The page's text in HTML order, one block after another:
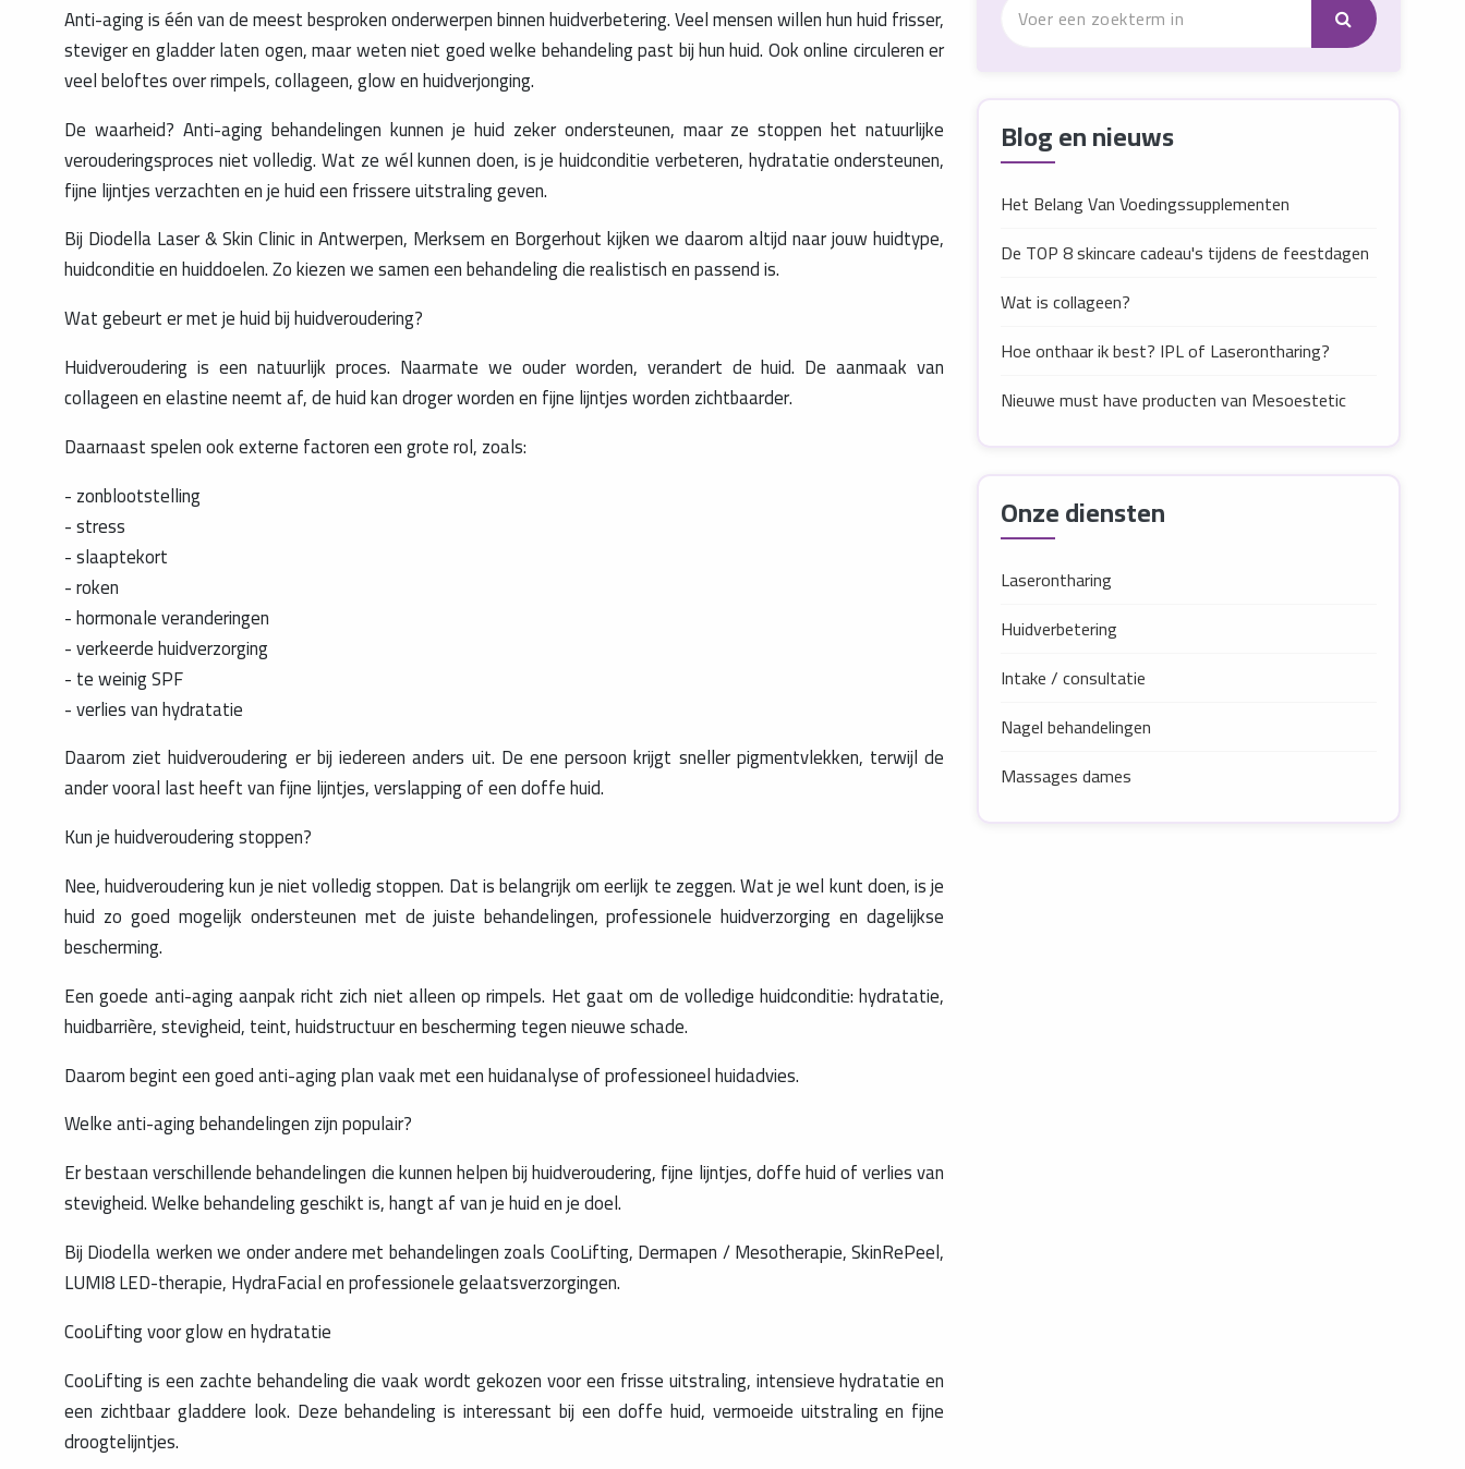
Anti-aging is één van de meest besproken onderwerpen binnen huidverbetering. Veel mensen willen hun huid frisser,
steviger en gladder laten ogen, maar weten niet goed welke behandeling past bij hun huid. Ook online circuleren er
veel beloftes over rimpels, collageen, glow en huidverjonging.
De waarheid? Anti-aging behandelingen kunnen je huid zeker ondersteunen, maar ze stoppen het natuurlijke
verouderingsproces niet volledig. Wat ze wél kunnen doen, is je huidconditie verbeteren, hydratatie ondersteunen,
fijne lijntjes verzachten en je huid een frissere uitstraling geven.
Bij Diodella Laser & Skin Clinic in Antwerpen, Merksem en Borgerhout kijken we daarom altijd naar jouw huidtype,
huidconditie en huiddoelen. Zo kiezen we samen een behandeling die realistisch en passend is.
Wat gebeurt er met je huid bij huidveroudering?
Huidveroudering is een natuurlijk proces. Naarmate we ouder worden, verandert de huid. De aanmaak van
collageen en elastine neemt af, de huid kan droger worden en fijne lijntjes worden zichtbaarder.
Daarnaast spelen ook externe factoren een grote rol, zoals:
- zonblootstelling
- stress
- slaaptekort
- roken
- hormonale veranderingen
- verkeerde huidverzorging
- te weinig SPF
- verlies van hydratatie
Daarom ziet huidveroudering er bij iedereen anders uit. De ene persoon krijgt sneller pigmentvlekken, terwijl de
ander vooral last heeft van fijne lijntjes, verslapping of een doffe huid.
Kun je huidveroudering stoppen?
Nee, huidveroudering kun je niet volledig stoppen. Dat is belangrijk om eerlijk te zeggen. Wat je wel kunt doen, is je
huid zo goed mogelijk ondersteunen met de juiste behandelingen, professionele huidverzorging en dagelijkse
bescherming.
Een goede anti-aging aanpak richt zich niet alleen op rimpels. Het gaat om de volledige huidconditie: hydratatie,
huidbarrière, stevigheid, teint, huidstructuur en bescherming tegen nieuwe schade.
Daarom begint een goed anti-aging plan vaak met een huidanalyse of professioneel huidadvies.
Welke anti-aging behandelingen zijn populair?
Er bestaan verschillende behandelingen die kunnen helpen bij huidveroudering, fijne lijntjes, doffe huid of verlies van
stevigheid. Welke behandeling geschikt is, hangt af van je huid en je doel.
Bij Diodella werken we onder andere met behandelingen zoals CooLifting, Dermapen / Mesotherapie, SkinRePeel,
LUMI8 LED-therapie, HydraFacial en professionele gelaatsverzorgingen.
CooLifting voor glow en hydratatie
CooLifting is een zachte behandeling die vaak wordt gekozen voor een frisse uitstraling, intensieve hydratatie en
een zichtbaar gladdere look. Deze behandeling is interessant bij een doffe huid, vermoeide uitstraling en fijne
droogtelijntjes.
Blog en nieuws
Het Belang Van Voedingssupplementen
De TOP 8 skincare cadeau's tijdens de feestdagen
Wat is collageen?
Hoe onthaar ik best? IPL of Laserontharing?
Nieuwe must have producten van Mesoestetic
Onze diensten
Laserontharing
Huidverbetering
Intake / consultatie
Nagel behandelingen
Massages dames